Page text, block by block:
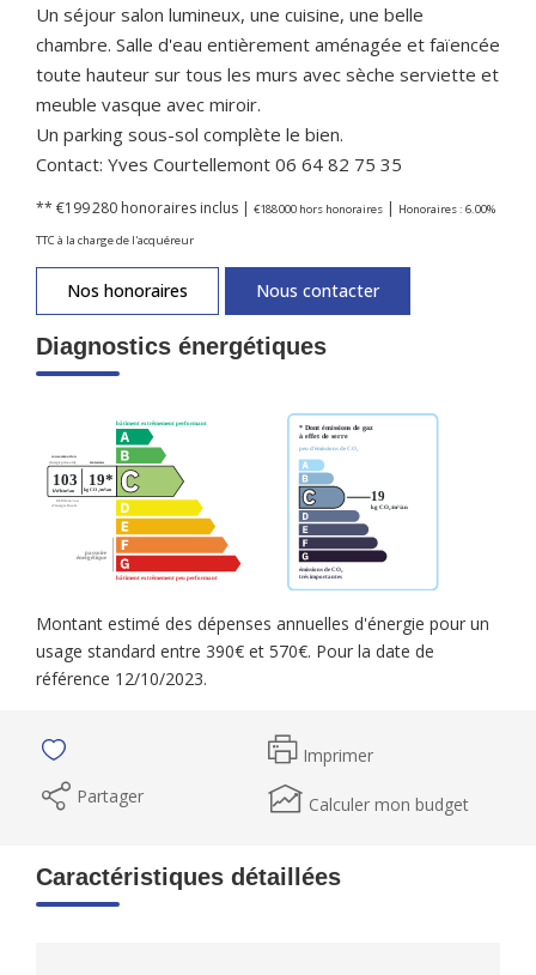
Un séjour salon lumineux, une cuisine, une belle
chambre. Salle d'eau entièrement aménagée et faïencée
toute hauteur sur tous les murs avec sèche serviette et
meuble vasque avec miroir.
Un parking sous-sol complète le bien.
Contact: Yves Courtellemont 06 64 82 75 35
** €199 280 honoraires inclus | €188 000 hors honoraires | Honoraires : 6.00%
TTC à la charge de l'acquéreur
Nos honoraires Nous contacter
Diagnostics énergétiques
Montant estimé des dépenses annuelles d'énergie pour un
usage standard entre 390€ et 570€. Pour la date de
référence 12/10/2023.
Imprimer
Partager
Calculer mon budget
Caractéristiques détaillées